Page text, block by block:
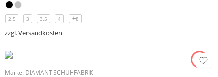
2.5 3 3.5 4 8
zzgl.Versandkosten
Marke: DIAMANT SCHUHFABRIK